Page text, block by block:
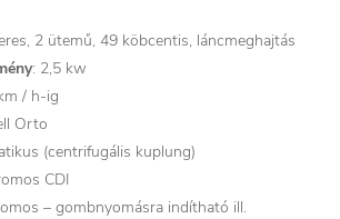
2 ütemű, 49 köbcentis, láncmeghajtás
: 2,5 kw
/ h-ig
Orto
(centrifugális kuplung)
CDI
– gombnyomásra indítható ill.